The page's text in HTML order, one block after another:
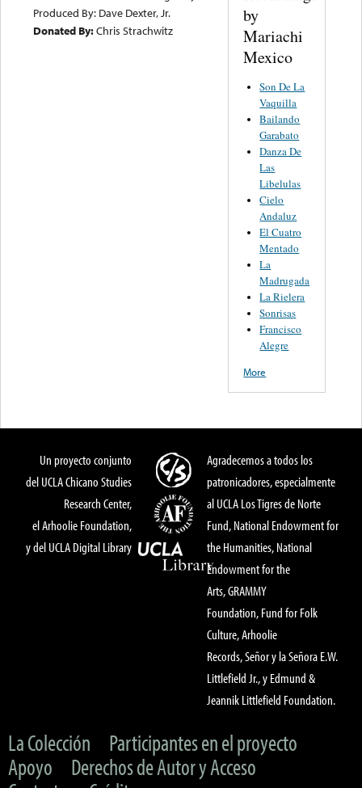
Produced By: Dave Dexter, Jr.
Donated By:Chris Strachwitz
by
Mariachi
Mexico
Son De La
Vaquilla
Bailando
Garabato
Danza De
Las
Libelulas
Cielo
Andaluz
El Cuatro
Mentado
La
Madrugada
La Rielera
Sonrisas
Francisco
Alegre
More
Un proyecto conjunto
del UCLA Chicano Studies
Research Center,
el Arhoolie Foundation,
y del UCLA Digital Library
Agradecemos a todos los
patronicadores, especialmente
al UCLA Los Tigres de Norte
Fund, National Endowment for
the Humanities, National
Endowment for the
Arts, GRAMMY
Foundation, Fund for Folk
Culture, Arhoolie
Records, Señor y la Señora E.W.
Littlefield Jr., y Edmund &
Jeannik Littlefield Foundation.
La Colección
Participantes en el proyecto
Apoyo
Derechos de Autor y Acceso